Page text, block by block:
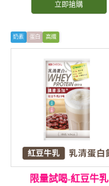
立即搶購
奶素 蛋白 高纖
限量試喝-紅豆牛乳